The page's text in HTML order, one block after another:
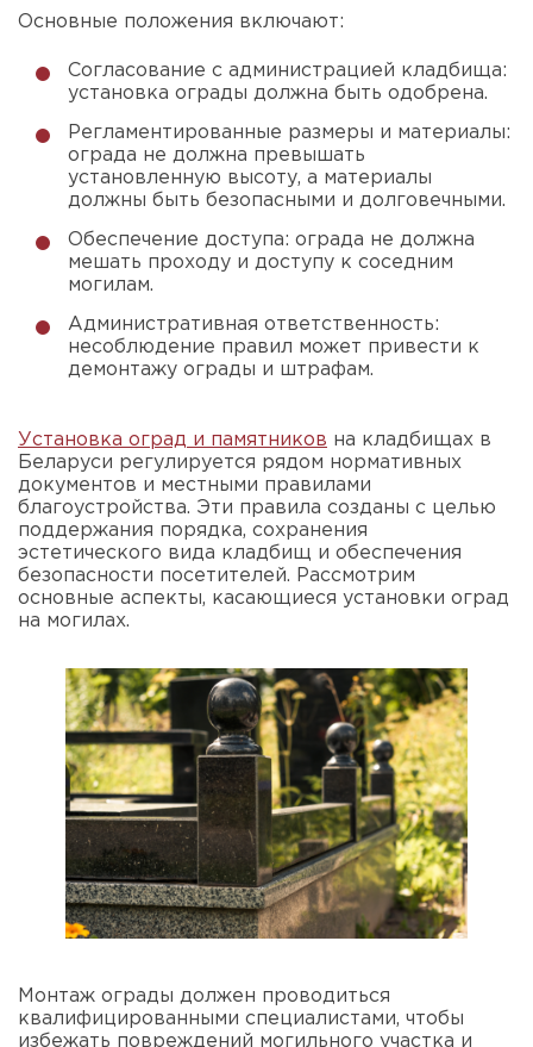
Основные положения включают:
Согласование с администрацией кладбища:
установка ограды должна быть одобрена.
Регламентированные размеры и материалы:
ограда не должна превышать
установленную высоту, а материалы
должны быть безопасными и долговечными.
Обеспечение доступа: ограда не должна
мешать проходу и доступу к соседним
могилам.
Административная ответственность:
несоблюдение правил может привести к
демонтажу ограды и штрафам.
Установка оград и памятников на кладбищах в
Беларуси регулируется рядом нормативных
документов и местными правилами
благоустройства. Эти правила созданы с целью
поддержания порядка, сохранения
эстетического вида кладбищ и обеспечения
безопасности посетителей. Рассмотрим
основные аспекты, касающиеся установки оград
на могилах.
Монтаж ограды должен проводиться
квалифицированными специалистами, чтобы
избежать повреждений могильного участка и